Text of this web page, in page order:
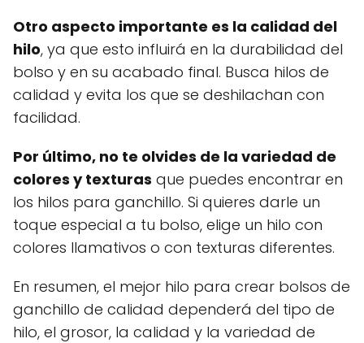
Otro aspecto importante es la calidad del
hilo, ya que esto influirá en la durabilidad del
bolso y en su acabado final. Busca hilos de
calidad y evita los que se deshilachan con
facilidad.
Por último, no te olvides de la variedad de
colores y texturas que puedes encontrar en
los hilos para ganchillo. Si quieres darle un
toque especial a tu bolso, elige un hilo con
colores llamativos o con texturas diferentes.
En resumen, el mejor hilo para crear bolsos de
ganchillo de calidad dependerá del tipo de
hilo, el grosor, la calidad y la variedad de